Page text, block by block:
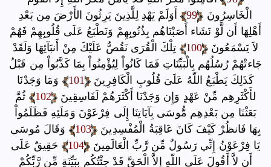
الْخَاسِرُونَ
99 أَوَلَمْ يَهْدِ لِلَّذِينَ يَرِثُونَ الأَرْضَ مِن بَعْدِ
أَهْلِهَا أَن لَّوْ نَشَاء أَصَبْنَاهُم بِذُنُوبِهِمْ وَنَطْبَعُ عَلَى قُلُوبِهِمْ فَهُمْ
لاَ يَسْمَعُونَ
100
تِلْكَ الْقُرَى نَقُصُّ عَلَيْكَ مِنْ أَنبَآئِهَا وَلَقَدْ
جَاءتْهُمْ رُسُلُهُم بِالْبَيِّنَاتِ فَمَا كَانُواْ لِيُؤْمِنُواْ بِمَا كَذَّبُواْ مِن قَبْلُ
كَذَلِكَ يَطْبَعُ اللّهُ عَلَىَ قُلُوبِ الْكَافِرِينَ
101
وَمَا وَجَدْنَا
لأَكْثَرِهِم مِّنْ عَهْدٍ وَإِن وَجَدْنَا أَكْثَرَهُمْ لَفَاسِقِينَ
102
ثُمَّ
بَعَثْنَا مِن بَعْدِهِم مُّوسَى بِآيَاتِنَا إِلَى فِرْعَوْنَ وَمَلَئِهِ فَظَلَمُواْ
بِهَا فَانظُرْ كَيْفَ كَانَ عَاقِبَةُ الْمُفْسِدِينَ
103
وَقَالَ مُوسَى
يَا فِرْعَوْنُ إِنِّي رَسُولٌ مِّن رَّبِّ الْعَالَمِينَ
104
حَقِيقٌ عَلَى
أَن لاَّ أَقُولَ عَلَى اللّهِ إِلاَّ الْحَقَّ قَدْ جِئْتُكُم بِبَيِّنَةٍ مِّن رَّبِّكُمْ